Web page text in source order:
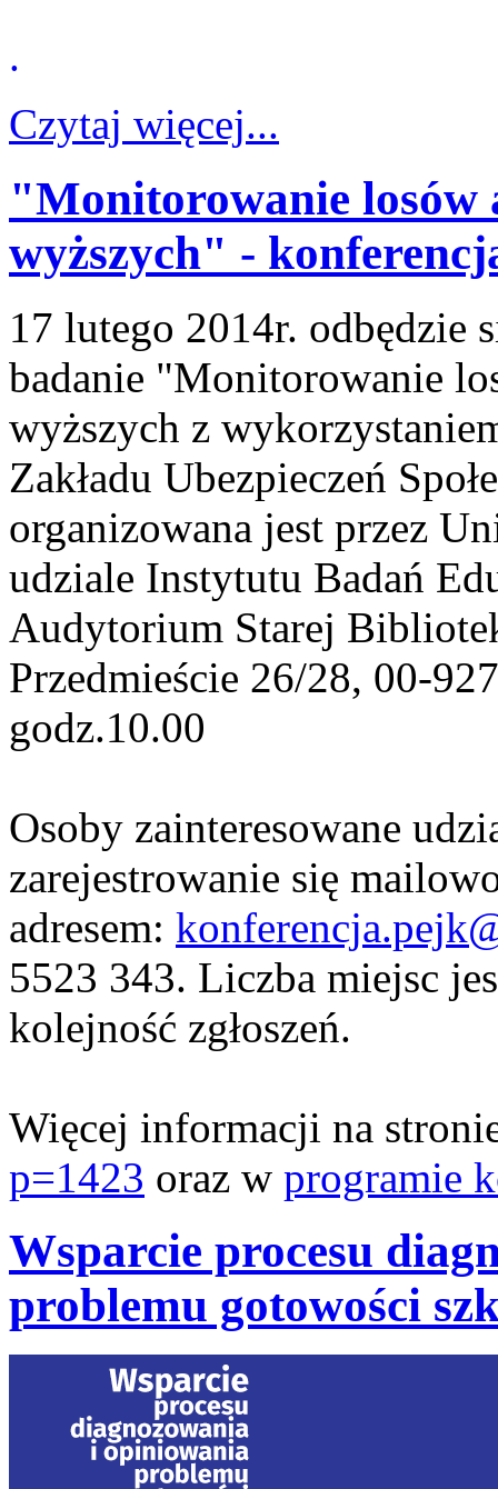
.
Czytaj więcej...
"Monitorowanie losów
wyższych" -
17 lutego 2014r. odbędzie
badanie "Monitorowanie
wyższych z
Zakładu Ubezpieczeń
organizowana jest przez
udziale Instytutu Badań
Audytorium Starej
Przedmieście 26/28, 00-
godz.10.00
Osoby zainteresowane
zarejestrowanie się
adresem:
5523 343. Liczba miejsc
kolejność zgłoszeń.
Więcej informacji na
p=1423 oraz w programie
Wsparcie procesu
problemu gotowości